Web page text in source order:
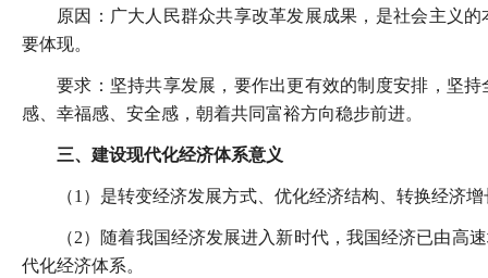
原因：广大人民群众共享改革发展成果，是社会主义
要体现。
要求：坚持共享发展，要作出更有效的制度安排，坚
感、幸福感、安全感，朝着共同富裕方向稳步前进。
三、建设现代化经济体系意义
（1）是转变经济发展方式、优化经济结构、转换经济
（2）随着我国经济发展进入新时代，我国经济已由高
代化经济体系。